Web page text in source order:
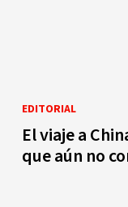
EDITORIAL
El viaje a
que aún no